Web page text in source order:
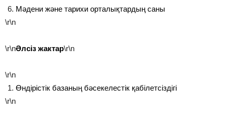
Мәдени және тарихи орталықтардың саны
\r\n
\r\nӘлсіз жактар\r\n
\r\n
Өндірістік базаның бәсекелестік қабілетсіздігі
\r\n